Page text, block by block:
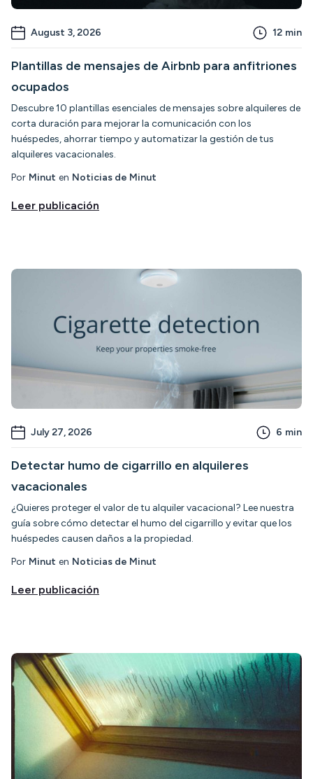
August 3, 2026 12 min
Plantillas de mensajes de Airbnb para anfitriones
ocupados
Descubre 10 plantillas esenciales de mensajes sobre alquileres de
corta duración para mejorar la comunicación con los
huéspedes, ahorrar tiempo y automatizar la gestión de tus
alquileres vacacionales.
Por Minut en Noticias de Minut
Leer publicación
July 27, 2026 6 min
Detectar humo de cigarrillo en alquileres
vacacionales
¿Quieres proteger el valor de tu alquiler vacacional? Lee nuestra
guía sobre cómo detectar el humo del cigarrillo y evitar que los
huéspedes causen daños a la propiedad.
Por Minut en Noticias de Minut
Leer publicación